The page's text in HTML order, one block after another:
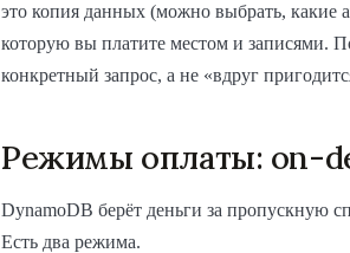
это копия данных (можно выбрать, какие
которую вы платите местом и записями.
конкретный запрос, а не «вдруг
Режимы оплаты: on-
DynamoDB берёт деньги за пропускную
Есть два режима.